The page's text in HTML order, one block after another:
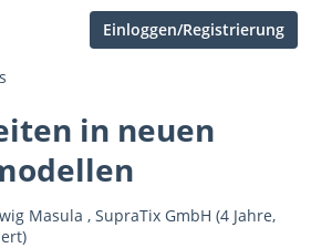
Einloggen/Registrierung
in neuen
Masula , SupraTix GmbH (4 Jahre,